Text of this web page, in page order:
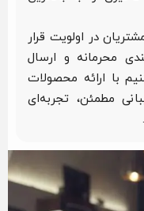
در اولویت قرار
محرمانه و ارسال
با ارائه محصولات
مطمئن، تجربه‌ای